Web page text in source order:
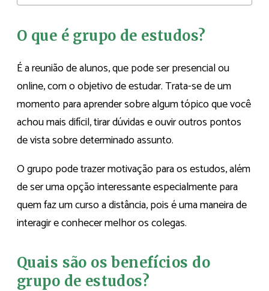
O que é grupo de estudos?
É a reunião de alunos, que pode ser presencial ou
online, com o objetivo de estudar. Trata-se de um
momento para aprender sobre algum tópico que você
achou mais difícil, tirar dúvidas e ouvir outros pontos
de vista sobre determinado assunto.
O grupo pode trazer motivação para os estudos, além
de ser uma opção interessante especialmente para
quem faz um curso a distância, pois é uma maneira de
interagir e conhecer melhor os colegas.
Quais são os benefícios do
grupo de estudos?